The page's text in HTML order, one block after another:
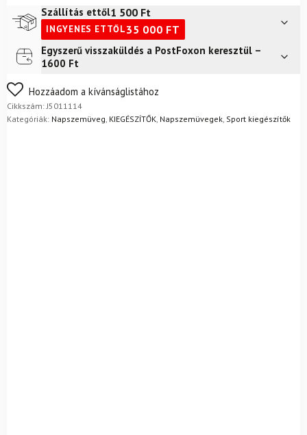
Fekete-
szürke
mennyiség
Szállítás ettől1 500 Ft
INGYENES ETTŐL35 000 FT
Futár a címre2 400
FoxPost
Egyszerű visszaküldés a PostFoxon keresztül –
1600 Ft
Nem biztos a választásában? Semmi gond – a terméket
egyszerűen visszaküldheti 14 napon belül, indoklás nélkül.
Mik a visszaküldés feltételei?
Hozzáadom a kívánságlistához
Cikkszám: J5011114
Kategóriák: Napszemüveg KIEGÉSZÍTŐK Napszemüvegek Sport kiegészítők